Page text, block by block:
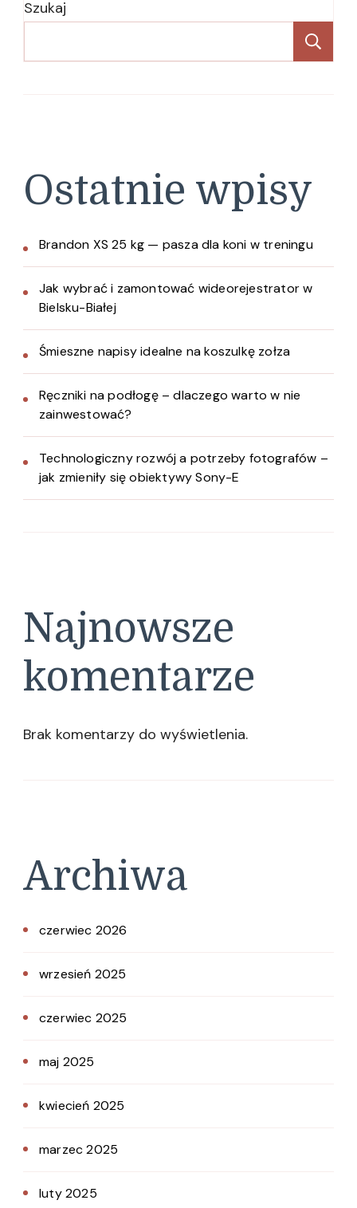
Szukaj
Ostatnie wpisy
Brandon XS 25 kg — pasza dla koni w treningu
Jak wybrać i zamontować wideorejestrator w
Bielsku-Białej
Śmieszne napisy idealne na koszulkę zołza
Ręczniki na podłogę – dlaczego warto w nie
zainwestować?
Technologiczny rozwój a potrzeby fotografów –
jak zmieniły się obiektywy Sony-E
Najnowsze
komentarze
Brak komentarzy do wyświetlenia.
Archiwa
czerwiec 2026
wrzesień 2025
czerwiec 2025
maj 2025
kwiecień 2025
marzec 2025
luty 2025